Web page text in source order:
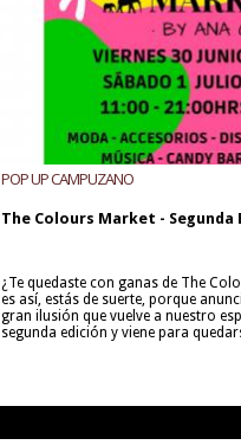
POP UP CAMPUZANO
The Colours Market - Segunda
¿Te quedaste con ganas de The
es así, estás de suerte, porque
gran ilusión que vuelve a nuestro
segunda edición y viene para